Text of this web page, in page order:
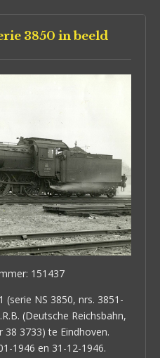
3850 in beeld
151437
NS 3850, nrs. 3851-
(Deutsche Reichsbahn,
3733) te Eindhoven.
1946 en 31-12-1946.